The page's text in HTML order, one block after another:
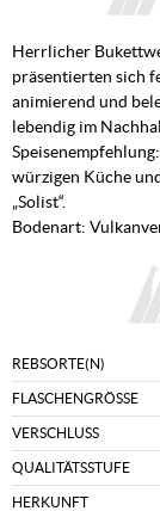
Herrlicher
präsentierten sich
animierend und
lebendig im
würzigen Küche
„Solist“.
Bodenart:
REBSORTE(N)
FLASCHENGRÖSSE
VERSCHLUSS
QUALITÄTSSTUFE
HERKUNFT